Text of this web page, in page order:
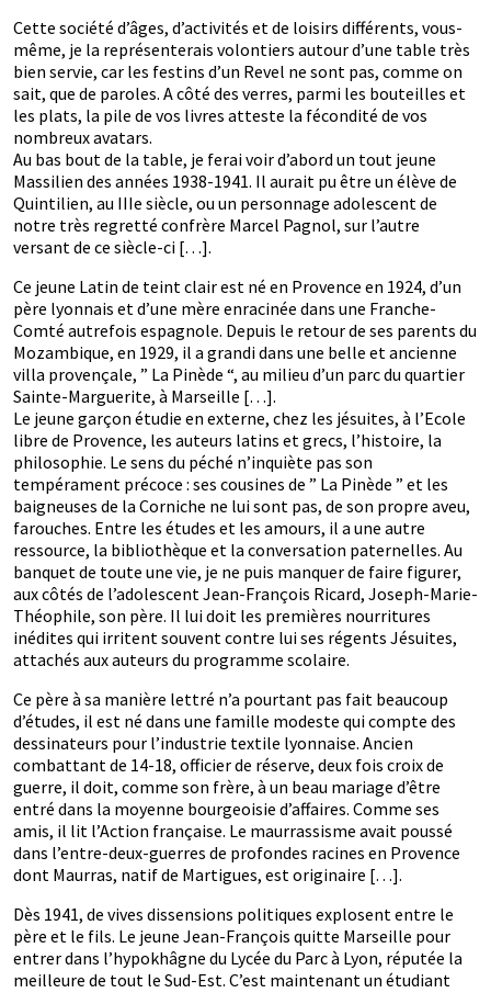
Cette société d’âges, d’activités et de loisirs différents, vous-
même, je la représenterais volontiers autour d’une table très
bien servie, car les festins d’un Revel ne sont pas, comme on
sait, que de paroles. A côté des verres, parmi les bouteilles et
les plats, la pile de vos livres atteste la fécondité de vos
nombreux avatars.
Au bas bout de la table, je ferai voir d’abord un tout jeune
Massilien des années 1938-1941. Il aurait pu être un élève de
Quintilien, au IIIe siècle, ou un personnage adolescent de
notre très regretté confrère Marcel Pagnol, sur l’autre
versant de ce siècle-ci […].
Ce jeune Latin de teint clair est né en Provence en 1924, d’un
père lyonnais et d’une mère enracinée dans une Franche-
Comté autrefois espagnole. Depuis le retour de ses parents du
Mozambique, en 1929, il a grandi dans une belle et ancienne
villa provençale, ” La Pinède “, au milieu d’un parc du quartier
Sainte-Marguerite, à Marseille […].
Le jeune garçon étudie en externe, chez les jésuites, à l’Ecole
libre de Provence, les auteurs latins et grecs, l’histoire, la
philosophie. Le sens du péché n’inquiète pas son
tempérament précoce : ses cousines de ” La Pinède ” et les
baigneuses de la Corniche ne lui sont pas, de son propre aveu,
farouches. Entre les études et les amours, il a une autre
ressource, la bibliothèque et la conversation paternelles. Au
banquet de toute une vie, je ne puis manquer de faire figurer,
aux côtés de l’adolescent Jean-François Ricard, Joseph-Marie-
Théophile, son père. Il lui doit les premières nourritures
inédites qui irritent souvent contre lui ses régents Jésuites,
attachés aux auteurs du programme scolaire.
Ce père à sa manière lettré n’a pourtant pas fait beaucoup
d’études, il est né dans une famille modeste qui compte des
dessinateurs pour l’industrie textile lyonnaise. Ancien
combattant de 14-18, officier de réserve, deux fois croix de
guerre, il doit, comme son frère, à un beau mariage d’être
entré dans la moyenne bourgeoisie d’affaires. Comme ses
amis, il lit l’Action française. Le maurrassisme avait poussé
dans l’entre-deux-guerres de profondes racines en Provence
dont Maurras, natif de Martigues, est originaire […].
Dès 1941, de vives dissensions politiques explosent entre le
père et le fils. Le jeune Jean-François quitte Marseille pour
entrer dans l’hypokhâgne du Lycée du Parc à Lyon, réputée la
meilleure de tout le Sud-Est. C’est maintenant un étudiant